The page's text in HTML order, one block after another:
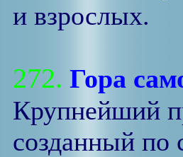
и взрослых.
272. Гора
Крупнейший
созданный по